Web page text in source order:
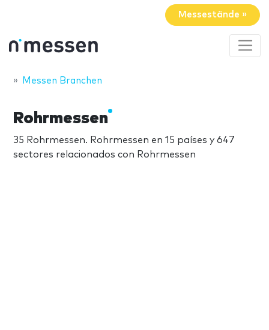
Messestände »
Messen Branchen
Rohrmessen
35 Rohrmessen. Rohrmessen en 15 países y 647
sectores relacionados con Rohrmessen